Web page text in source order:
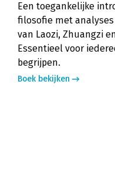
Een toegankelijke
filosofie met
van Laozi, Zhuangzi
Essentieel voor
begrijpen.
Boek bekijken